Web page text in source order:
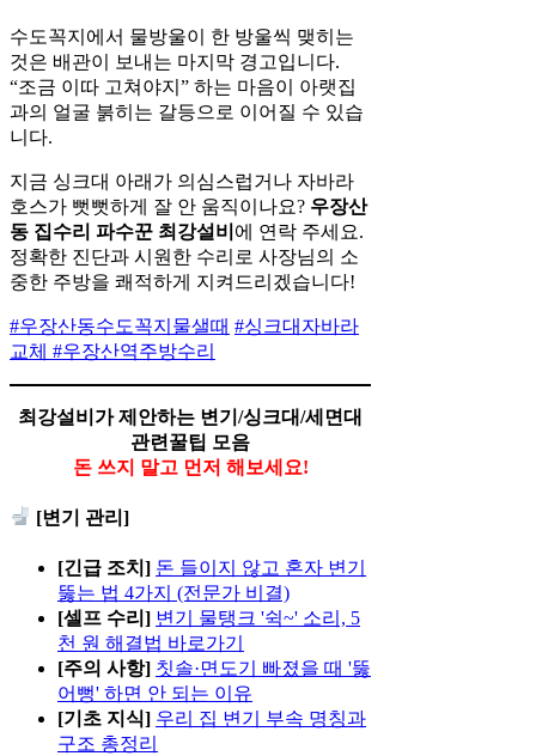
수도꼭지에서 물방울이 한 방울씩 맺히는
것은 배관이 보내는 마지막 경고입니다.
“조금 이따 고쳐야지” 하는 마음이 아랫집
과의 얼굴 붉히는 갈등으로 이어질 수 있습
니다.
지금 싱크대 아래가 의심스럽거나 자바라
호스가 뻣뻣하게 잘 안 움직이나요? 우장산
동 집수리 파수꾼 최강설비 에 연락 주세요.
정확한 진단과 시원한 수리로 사장님의 소
중한 주방을 쾌적하게 지켜드리겠습니다!
#우장산동수도꼭지물샐때 #싱크대자바라
교체 #우장산역주방수리
최강설비가 제안하는 변기/싱크대/세면대
관련꿀팁 모음
돈 쓰지 말고 먼저 해보세요!
[변기 관리]
[긴급 조치] 돈 들이지 않고 혼자 변기
뚫는 법 4가지 (전문가 비결)
[셀프 수리] 변기 물탱크 '쉭~' 소리, 5
천 원 해결법 바로가기
[주의 사항] 칫솔·면도기 빠졌을 때 '뚫
어뻥' 하면 안 되는 이유
[기초 지식] 우리 집 변기 부속 명칭과
구조 총정리